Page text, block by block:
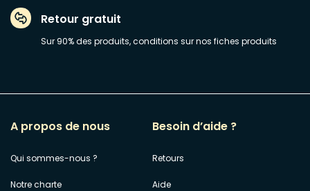
Retour gratuit
Sur 90% des produits, conditions sur nos fiches produits
A propos de nous
Qui sommes-nous ?
Notre charte
Besoin d’aide ?
Retours
Aide